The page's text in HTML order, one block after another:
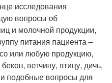
исследования
вопросы об
и молочной продукции,
питания пациента –
или любую продукцию,
ветчину, птицу, дичь,
подобные вопросы для